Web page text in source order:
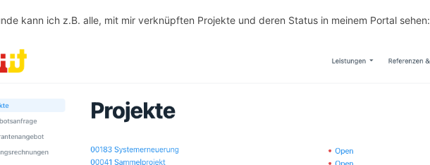
kann ich z.B. alle, mit mir verknüpften Projekte und deren Status in meinem Portal sehen: